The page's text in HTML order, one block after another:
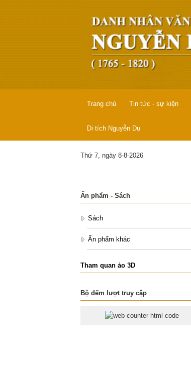
Trang chủ Tin tức - sự kiện
Di tích Nguyễn Du
Thứ 7, ngày 8-8-2026
Ấn phẩm - Sách
Sách
Ấn phẩm khác
Tham quan ảo 3D
Bộ đếm lượt truy cập